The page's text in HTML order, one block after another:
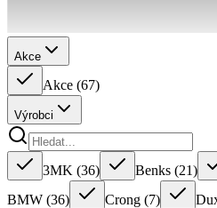
Akce
Akce (67)
Výrobci
3MK (36) Benks (21)
BMW (36) Crong (7)